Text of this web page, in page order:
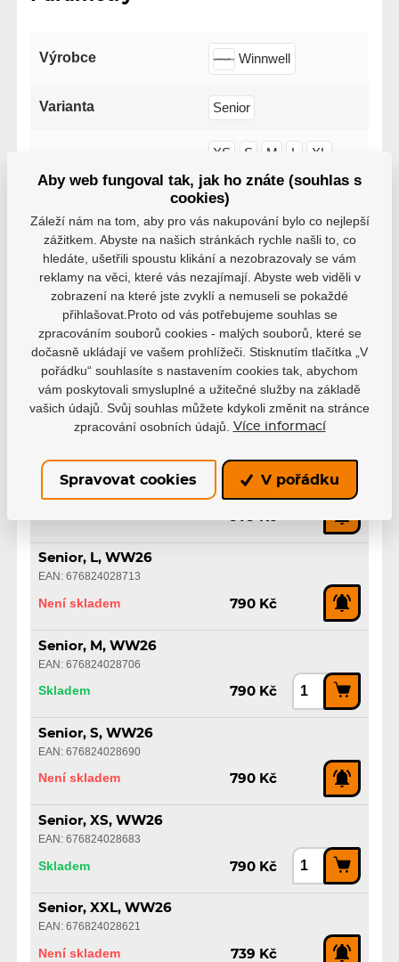
Výrobce Winnwell
Varianta Senior
XS S M L
XL
XXL
V krabičce Ano Ne
Varianty
Senior, XXL, WW26
EAN: 676824028737
Skladem 790 Kč
Senior, XL, WW26
EAN: 676824028720
Senior, L, WW26
EAN: 676824028713
Není skladem 790 Kč
Senior, M, WW26
EAN: 676824028706
Skladem 790 Kč
Senior, S, WW26
EAN: 676824028690
Není skladem 790 Kč
Senior, XS, WW26
EAN: 676824028683
Skladem 790 Kč
Senior, XXL, WW26
EAN: 676824028621
Není skladem 739 Kč
Aby web fungoval tak, jak ho znáte (souhlas s
cookies)
Záleží nám na tom, aby pro vás nakupování bylo co nejlepší
zážitkem. Abyste na našich stránkách rychle našli to, co
hledáte, ušetřili spoustu klikání a nezobrazovaly se vám
reklamy na věci, které vás nezajímají. Abyste web viděli v
zobrazení na které jste zvyklí a nemuseli se pokaždé
přihlašovat.Proto od vás potřebujeme souhlas se
zpracováním souborů cookies - malých souborů, které se
dočasně ukládají ve vašem prohlížeči. Stisknutím tlačítka „V
pořádku“ souhlasíte s nastavením cookies tak, abychom
vám poskytovali smysluplné a užitečné služby na základě
vašich údajů. Svůj souhlas můžete kdykoli změnit na stránce
zpracování osobních údajů.
Více informací
Spravovat cookies V pořádku